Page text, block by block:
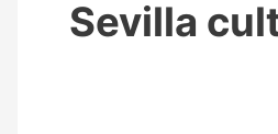
Sevilla